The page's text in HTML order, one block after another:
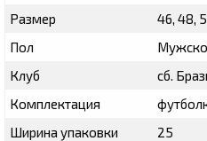
Размер
46, 48,
Пол
Клуб
сб.
Комплектация
Ширина упаковки
25